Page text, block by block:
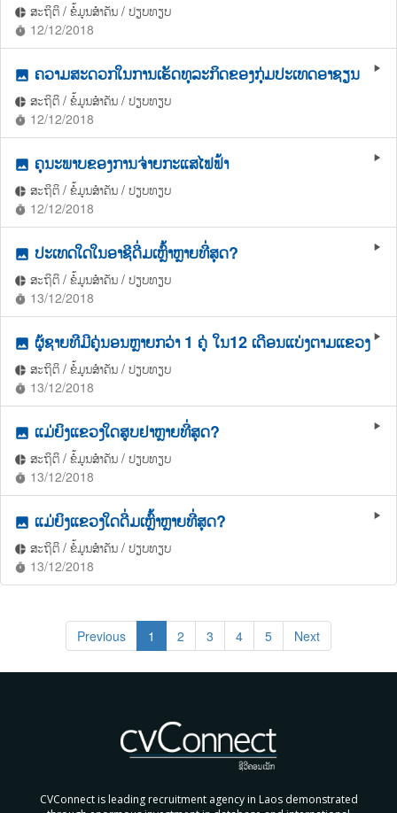
pie_chart ສະຖິຕິ / ຂໍ້ມູນສຳຄັນ / ປຽບທຽບ
timer 12/12/2018
play_arrow
photo ຄວາມສະດວກໃນການເຮັດທຸລະກິດຂອງກຸ່ມປະເທດອາຊຽນ
pie_chart ສະຖິຕິ / ຂໍ້ມູນສຳຄັນ / ປຽບທຽບ
timer 12/12/2018
play_arrow
photo ຄຸນະພາບຂອງການຈ່າຍກະແສໄຟຟ້າ
pie_chart ສະຖິຕິ / ຂໍ້ມູນສຳຄັນ / ປຽບທຽບ
timer 12/12/2018
play_arrow
photo ປະເທດໃດໃນອາຊີດື່ມເຫຼົ້າຫຼາຍທີ່ສຸດ?
pie_chart ສະຖິຕິ / ຂໍ້ມູນສຳຄັນ / ປຽບທຽບ
timer 13/12/2018
play_arrow
photo ຜູ້ຊາຍທີມີຄູ່ນອນຫຼາຍກວ່າ 1 ຄູ່ ໃນ12 ເດືອນແບ່ງຕາມແຂວງ
pie_chart ສະຖິຕິ / ຂໍ້ມູນສຳຄັນ / ປຽບທຽບ
timer 13/12/2018
play_arrow
photo ແມ່ຍິງແຂວງໃດສູບຢາຫຼາຍທີ່ສຸດ?
pie_chart ສະຖິຕິ / ຂໍ້ມູນສຳຄັນ / ປຽບທຽບ
timer 13/12/2018
play_arrow
photo ແມ່ຍິງແຂວງໃດດື່ມເຫຼົ້າຫຼາຍທີ່ສຸດ?
pie_chart ສະຖິຕິ / ຂໍ້ມູນສຳຄັນ / ປຽບທຽບ
timer 13/12/2018
Previous 1 2 3 4 5 Next
CVConnect is leading recruitment agency in Laos demonstrated